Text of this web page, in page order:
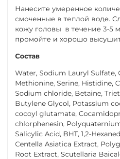
Нанесите умеренное
смоченные в теплой воде.
кожу головы в течение 3-5
промойте и хорошо
Состав
Water, Sodium Lauryl Sulfate,
Methionine, Serine, Histidine,
Sodium chloride, Betaine,
Butylene Glycol, Potassium
cocoyl glutamate,
chlorphenesin,
Salicylic Acid, BHT, 1,2-
Centella Asiatica Extract,
Root Extract, Scutellaria